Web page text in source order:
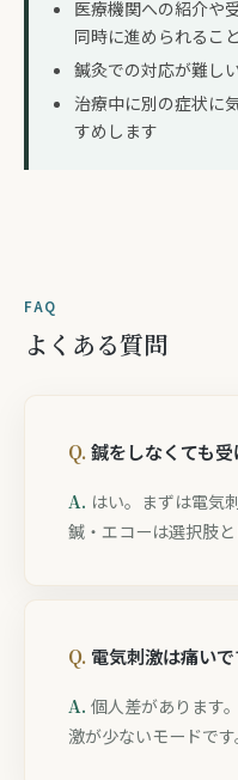
医療機関への紹介や
同時に進められるこ
鍼灸での対応が難し
治療中に別の症状に
すめします
FAQ
よくある質問
鍼をしなくても
はい。まずは電気
鍼・エコーは選択肢と
電気刺激は痛いで
個人差があります
激が少ないモードです